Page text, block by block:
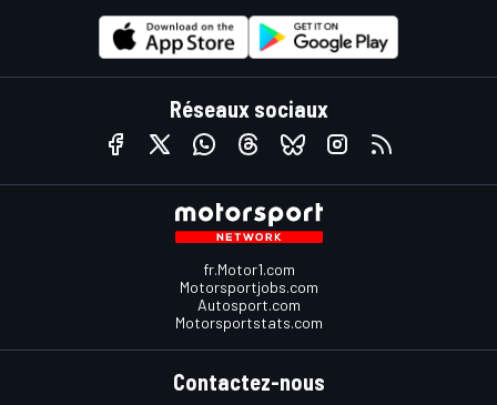
Réseaux sociaux
fr.Motor1.com
Motorsportjobs.com
Autosport.com
Motorsportstats.com
Contactez-nous